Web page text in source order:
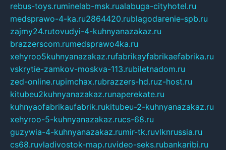
rebus-toys.ruminelab-msk.rualabuga-cityhotel.ru
medsprawo-4-ka.ru2864420.rublagodarenie-spb.ru
zajmy24.rutovudyi-4-kuhnyanazakaz.ru
brazzerscom.rumedsprawo4ka.ru
xehyroo5kuhnyanazakaz.rufabrikayfabrikaefabrika.ru
vskrytie-zamkov-moskva-113.rubiletnadom.ru
zed-online.rupimchax.rubrazzers-hd.ruz-host.ru
kitubeu2kuhnyanazakaz.runaperekate.ru
kuhnyaofabrikaufabrik.rukitubeu-2-kuhnyanazakaz.ru
xehyroo-5-kuhnyanazakaz.rucs-68.ru
guzywia-4-kuhnyanazakaz.rumir-tk.ruvlknrussia.ru
cs68.ruvladivostok-map.ruvideo-seks.rubankaribi.ru